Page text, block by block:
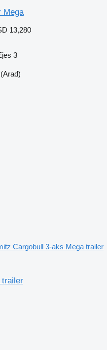
Mega
13,280
3
Cargobull 3-aks Mega trailer
trailer